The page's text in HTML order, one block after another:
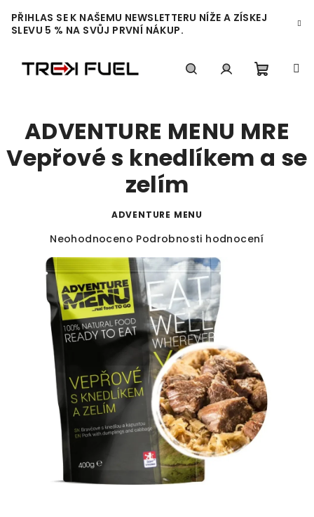
na
obsah
PŘIHLAS SE K NAŠEMU NEWSLETTERU NÍŽE A ZÍSKEJ
SLEVU 5 % NA SVŮJ PRVNÍ NÁKUP.
košík
ADVENTURE MENU MRE
Vepřové s knedlíkem a se
zelím
ADVENTURE MENU
Průměrné
produktu
je
0,0
z
5
hvězdiček.
Neohodnoceno Podrobnosti hodnocení